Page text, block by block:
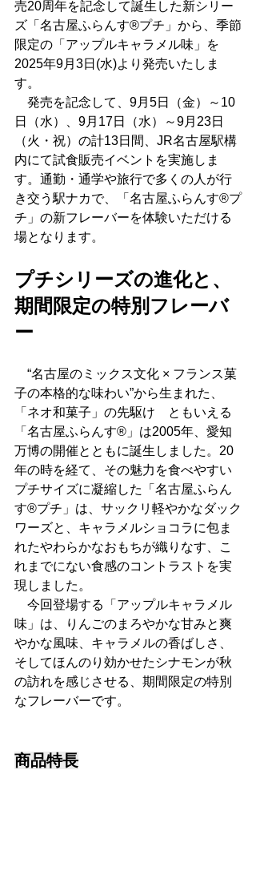
売20周年を記念して誕生した新シリー
ズ「名古屋ふらんす®プチ」から、季節
限定の「アップルキャラメル味」を
2025年9月3日(水)より発売いたしま
す。
発売を記念して、9月5日（金）～10
日（水）、9月17日（水）～9月23日
（火・祝）の計13日間、JR名古屋駅構
内にて試食販売イベントを実施しま
す。通勤・通学や旅行で多くの人が行
き交う駅ナカで、「名古屋ふらんす®プ
チ」の新フレーバーを体験いただける
場となります。
プチシリーズの進化と、
期間限定の特別フレーバ
ー
“名古屋のミックス文化 × フランス菓
子の本格的な味わい”から生まれた、
「ネオ和菓子」の先駆け　ともいえる
「名古屋ふらんす®」は2005年、愛知
万博の開催とともに誕生しました。20
年の時を経て、その魅力を食べやすい
プチサイズに凝縮した「名古屋ふらん
す®プチ」は、サックリ軽やかなダック
ワーズと、キャラメルショコラに包ま
れたやわらかなおもちが織りなす、こ
れまでにない食感のコントラストを実
現しました。
今回登場する「アップルキャラメル
味」は、りんごのまろやかな甘みと爽
やかな風味、キャラメルの香ばしさ、
そしてほんのり効かせたシナモンが秋
の訪れを感じさせる、期間限定の特別
なフレーバーです。
商品特長